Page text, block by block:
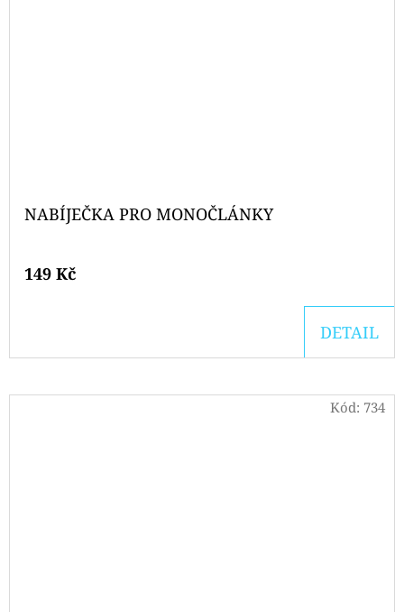
NABÍJEČKA PRO MONOČLÁNKY
149 Kč
DETAIL
Kód: 734